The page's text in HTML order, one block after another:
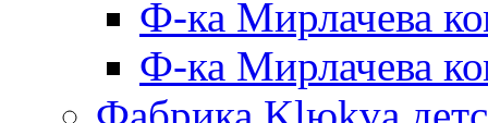
Ф-ка Мирлачева
Ф-ка Мирлачева